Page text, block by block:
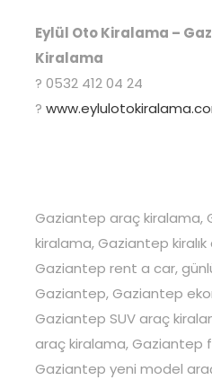
Eylül Oto Kiralama –
Kiralama
? 0532 412 04 24
?
Gaziantep araç kiralama,
kiralama, Gaziantep
Gaziantep rent a car,
Gaziantep, Gaziantep
Gaziantep SUV araç
araç kiralama, Gaziantep
Gaziantep yeni model